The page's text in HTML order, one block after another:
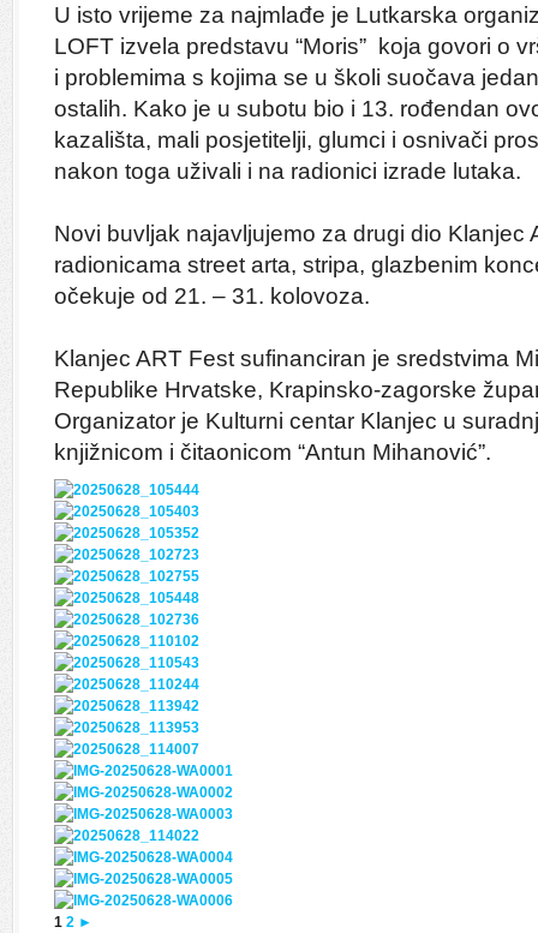
U isto vrijeme za najmlađe je Lutkarska
LOFT izvela predstavu “Moris” koja govori o
i problemima s kojima se u školi suočava
ostalih. Kako je u subotu bio i 13. rođendan
kazališta, mali posjetitelji, glumci i osnivači
nakon toga uživali i na radionici izrade lutaka.
Novi buvljak najavljujemo za drugi dio Klanjec
radionicama street arta, stripa, glazbenim
očekuje od 21. – 31. kolovoza.
Klanjec ART Fest sufinanciran je sredstvima
Republike Hrvatske, Krapinsko-zagorske
Organizator je Kulturni centar Klanjec u
knjižnicom i čitaonicom “Antun Mihanović”.
1 2 ►